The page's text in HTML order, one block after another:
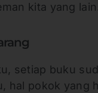
kita yang lain.
setiap buku
hal pokok yang